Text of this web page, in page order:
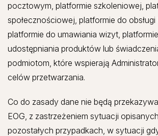
pocztowym, platformie szkoleniowej,
społecznościowej, platformie do obsługi
platformie do umawiania wizyt,
udostępniania produktów lub
podmiotom, które wspierają
celów przetwarzania.
Co do zasady dane nie będą
EOG, z zastrzeżeniem sytuacji
pozostałych przypadkach, w sytuacji